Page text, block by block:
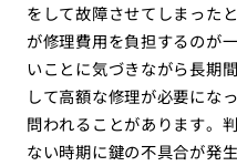
をして故障させてしまった
が修理費用を負担するのが
いことに気づきながら長期
して高額な修理が必要にな
問われることがあります。
ない時期に鍵の不具合が発